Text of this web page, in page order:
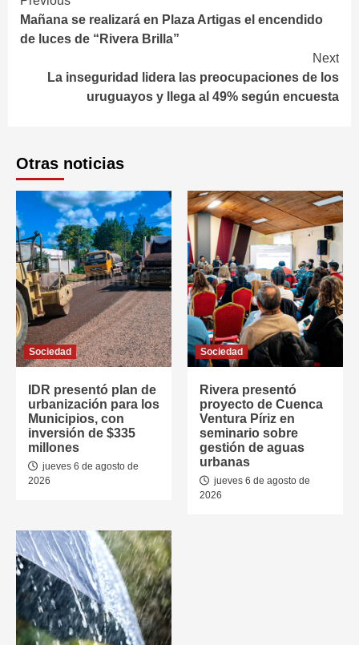
Reading
Mañana se realizará en Plaza Artigas el encendido
de luces de “Rivera Brilla”
Next
La inseguridad lidera las preocupaciones de los
uruguayos y llega al 49% según encuesta
Otras noticias
Sociedad
IDR presentó plan de
urbanización para los
Municipios, con
inversión de $335
millones
jueves 6 de agosto de
2026
Sociedad
Rivera presentó
proyecto de Cuenca
Ventura Píriz en
seminario sobre
gestión de aguas
urbanas
jueves 6 de agosto de
2026